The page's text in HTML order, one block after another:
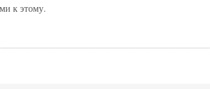
к этому.